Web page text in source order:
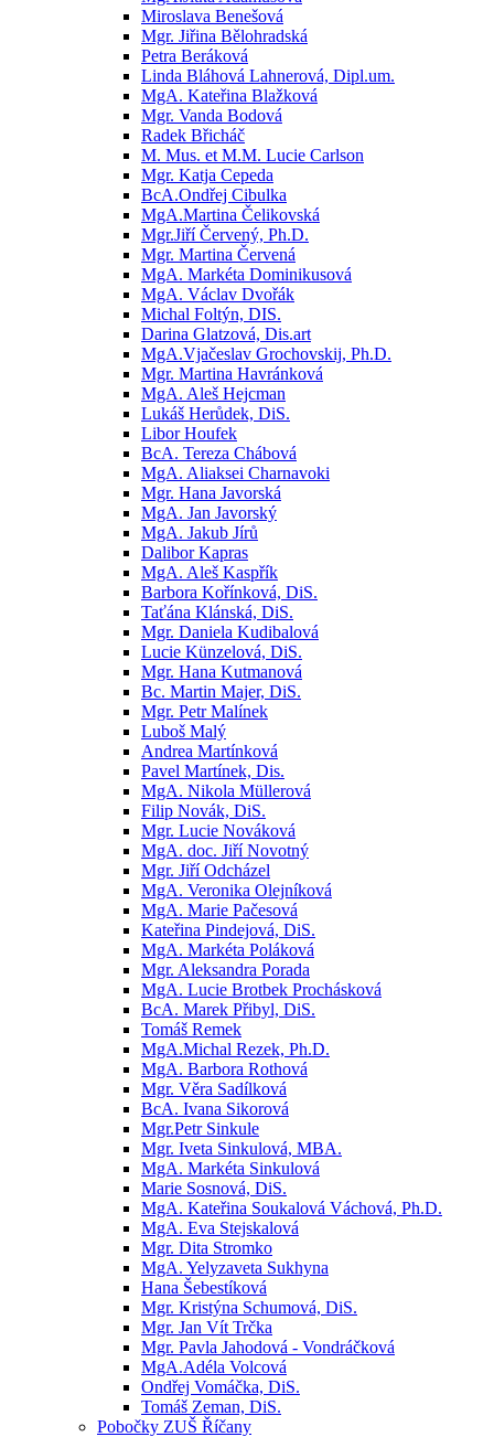
Miroslava Benešová
Mgr. Jiřina Bělohradská
Petra Beráková
Linda Bláhová Lahnerová, Dipl.um.
MgA. Kateřina Blažková
Mgr. Vanda Bodová
Radek Břicháč
M. Mus. et M.M. Lucie Carlson
Mgr. Katja Cepeda
BcA.Ondřej Cibulka
MgA.Martina Čelikovská
Mgr.Jiří Červený, Ph.D.
Mgr. Martina Červená
MgA. Markéta Dominikusová
MgA. Václav Dvořák
Michal Foltýn, DIS.
Darina Glatzová, Dis.art
MgA.Vjačeslav Grochovskij, Ph.D.
Mgr. Martina Havránková
MgA. Aleš Hejcman
Lukáš Herůdek, DiS.
Libor Houfek
BcA. Tereza Chábová
MgA. Aliaksei Charnavoki
Mgr. Hana Javorská
MgA. Jan Javorský
MgA. Jakub Jírů
Dalibor Kapras
MgA. Aleš Kaspřík
Barbora Kořínková, DiS.
Taťána Klánská, DiS.
Mgr. Daniela Kudibalová
Lucie Künzelová, DiS.
Mgr. Hana Kutmanová
Bc. Martin Majer, DiS.
Mgr. Petr Malínek
Luboš Malý
Andrea Martínková
Pavel Martínek, Dis.
MgA. Nikola Müllerová
Filip Novák, DiS.
Mgr. Lucie Nováková
MgA. doc. Jiří Novotný
Mgr. Jiří Odcházel
MgA. Veronika Olejníková
MgA. Marie Pačesová
Kateřina Pindejová, DiS.
MgA. Markéta Poláková
Mgr. Aleksandra Porada
MgA. Lucie Brotbek Prochásková
BcA. Marek Přibyl, DiS.
Tomáš Remek
MgA.Michal Rezek, Ph.D.
MgA. Barbora Rothová
Mgr. Věra Sadílková
BcA. Ivana Sikorová
Mgr.Petr Sinkule
Mgr. Iveta Sinkulová, MBA.
MgA. Markéta Sinkulová
Marie Sosnová, DiS.
MgA. Kateřina Soukalová Váchová, Ph.D.
MgA. Eva Stejskalová
Mgr. Dita Stromko
MgA. Yelyzaveta Sukhyna
Hana Šebestíková
Mgr. Kristýna Schumová, DiS.
Mgr. Jan Vít Trčka
Mgr. Pavla Jahodová - Vondráčková
MgA.Adéla Volcová
Ondřej Vomáčka, DiS.
Tomáš Zeman, DiS.
Pobočky ZUŠ Říčany